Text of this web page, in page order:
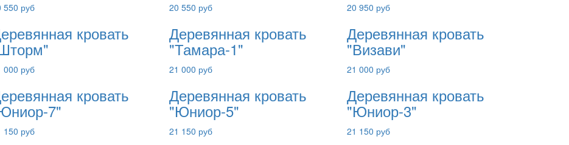
550 руб 20 550 руб 20 950 руб
кровать
000 руб
Деревянная кровать
"Тамара-1"
21 000 руб
Деревянная кровать
"Визави"
21 000 руб
кровать
7"
150 руб
Деревянная кровать
"Юниор-5"
21 150 руб
Деревянная кровать
"Юниор-3"
21 150 руб